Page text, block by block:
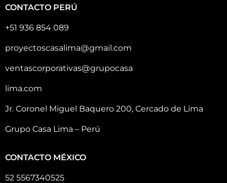
CONTACTO PERÚ
+51 936 854 089
proyectoscasalima@gmail.com
ventascorporativas@grupocasa
lima.com
Jr. Coronel Miguel Baquero 200, Cercado de Lima
Grupo Casa Lima – Perú
CONTACTO MÉXICO
52 5567340525